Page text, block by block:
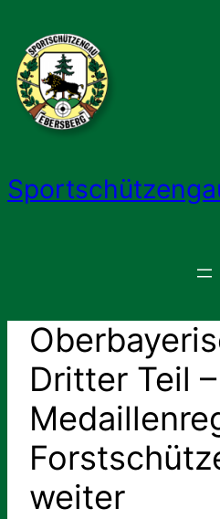
Inhalt
springen
Dritter Teil –
weiter